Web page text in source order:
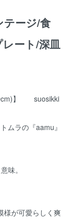
テージ/食
ート/深皿
】 suosikki
ムラの『aamu』
味。
様が可愛らしく爽